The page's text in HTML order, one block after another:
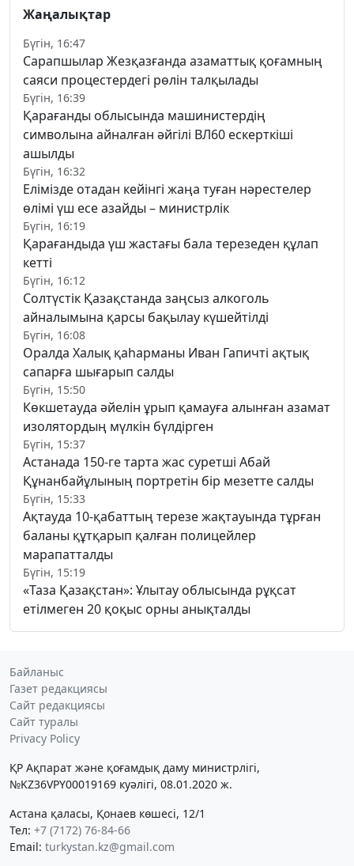
Жаңалықтар
Бүгін, 16:47
Сарапшылар Жезқазғанда азаматтық қоғамның
саяси процестердегі рөлін талқылады
Бүгін, 16:39
Қарағанды облысында машинистердің
символына айналған әйгілі ВЛ60 ескерткіші
ашылды
Бүгін, 16:32
Елімізде отадан кейінгі жаңа туған нәрестелер
өлімі үш есе азайды – министрлік
Бүгін, 16:19
Қарағандыда үш жастағы бала терезеден құлап
кетті
Бүгін, 16:12
Солтүстік Қазақстанда заңсыз алкоголь
айналымына қарсы бақылау күшейтілді
Бүгін, 16:08
Оралда Халық қаһарманы Иван Гапичті ақтық
сапарға шығарып салды
Бүгін, 15:50
Көкшетауда әйелін ұрып қамауға алынған азамат
изолятордың мүлкін бүлдірген
Бүгін, 15:37
Астанада 150-ге тарта жас суретші Абай
Құнанбайұлының портретін бір мезетте салды
Бүгін, 15:33
Ақтауда 10-қабаттың терезе жақтауында тұрған
баланы құтқарып қалған полицейлер
марапатталды
Бүгін, 15:19
«Таза Қазақстан»: Ұлытау облысында рұқсат
етілмеген 20 қоқыс орны анықталды
Байланыс
Газет редакциясы
Сайт редакциясы
Сайт туралы
Privacy Policy
ҚР Ақпарат және қоғамдық даму министрлігі,
№KZ36VPY00019169 куәлігі, 08.01.2020 ж.
Астана қаласы, Қонаев көшесі, 12/1
Тел: +7 (7172) 76-84-66
Email: turkystan.kz@gmail.com